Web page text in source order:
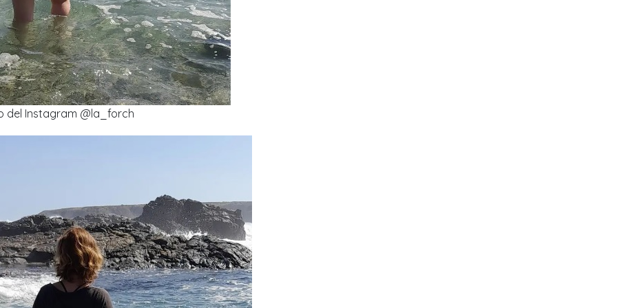
del Instagram @la_forch